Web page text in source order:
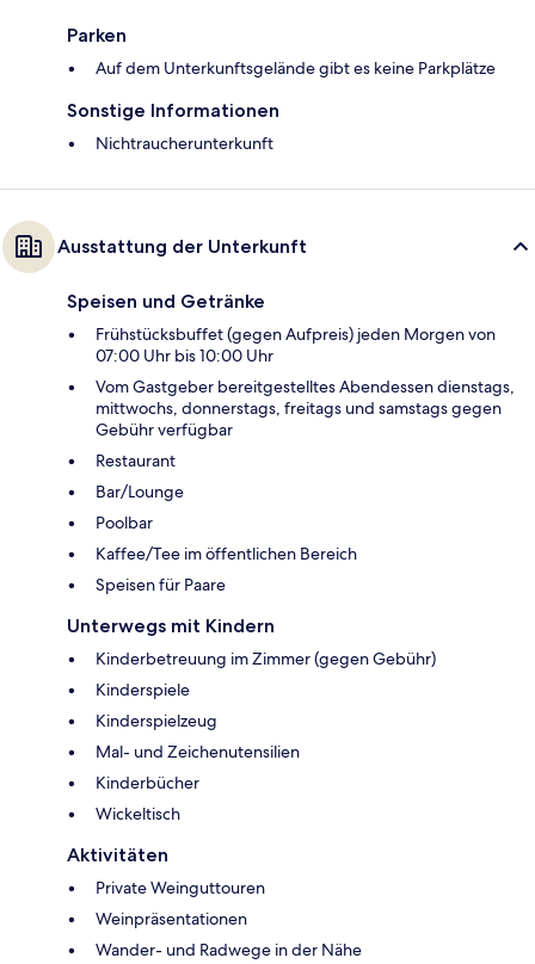
Parken
Auf dem Unterkunftsgelände gibt es keine Parkplätze
Sonstige Informationen
Nichtraucherunterkunft
Ausstattung der Unterkunft
Speisen und Getränke
Frühstücksbuffet (gegen Aufpreis) jeden Morgen von
07:00 Uhr bis 10:00 Uhr
Vom Gastgeber bereitgestelltes Abendessen dienstags,
mittwochs, donnerstags, freitags und samstags gegen
Gebühr verfügbar
Restaurant
Bar/Lounge
Poolbar
Kaffee/Tee im öffentlichen Bereich
Speisen für Paare
Unterwegs mit Kindern
Kinderbetreuung im Zimmer (gegen Gebühr)
Kinderspiele
Kinderspielzeug
Mal- und Zeichenutensilien
Kinderbücher
Wickeltisch
Aktivitäten
Private Weinguttouren
Weinpräsentationen
Wander- und Radwege in der Nähe